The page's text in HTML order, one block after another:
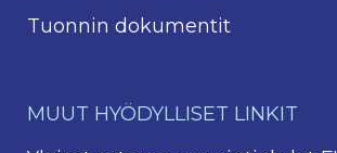
Tuonnin dokumentit
MUUT HYÖDYLLISET LINKIT